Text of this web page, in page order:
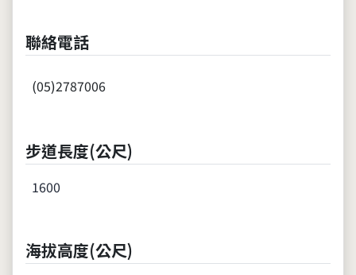
聯絡電話
(05)2787006
步道長度(公尺)
1600
海拔高度(公尺)